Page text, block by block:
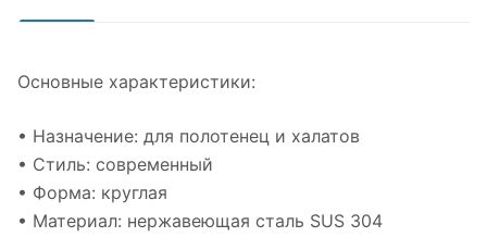
Основные характеристики:
• Назначение: для полотенец и халатов
• Стиль: современный
• Форма: круглая
• Материал: нержавеющая сталь SUS 304